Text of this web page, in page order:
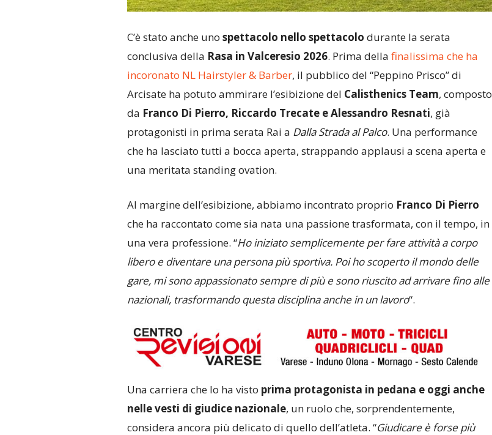
C’è stato anche uno spettacolo nello spettacolo durante la serata
conclusiva della Rasa in Valceresio 2026. Prima della finalissima che ha
incoronato NL Hairstyler & Barber, il pubblico del “Peppino Prisco” di
Arcisate ha potuto ammirare l’esibizione del Calisthenics Team, composto
da Franco Di Pierro, Riccardo Trecate e Alessandro Resnati, già
protagonisti in prima serata Rai a Dalla Strada al Palco. Una performance
che ha lasciato tutti a bocca aperta, strappando applausi a scena aperta e
una meritata standing ovation.
Al margine dell’esibizione, abbiamo incontrato proprio Franco Di Pierro
che ha raccontato come sia nata una passione trasformata, con il tempo, in
una vera professione. “Ho iniziato semplicemente per fare attività a corpo
libero e diventare una persona più sportiva. Poi ho scoperto il mondo delle
gare, mi sono appassionato sempre di più e sono riuscito ad arrivare fino alle
nazionali, trasformando questa disciplina anche in un lavoro“.
Una carriera che lo ha visto prima protagonista in pedana e oggi anche
nelle vesti di giudice nazionale, un ruolo che, sorprendentemente,
considera ancora più delicato di quello dell’atleta. “Giudicare è forse più